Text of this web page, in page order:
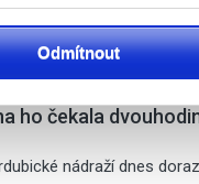
sociálních médií a
se svými partnery
Odmítnout
2024 No
Do Pardubic
ho čekala
nádraží dnes